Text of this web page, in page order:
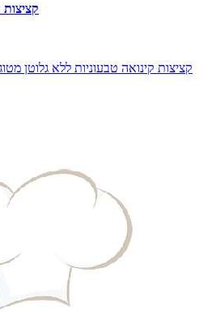
קציצות קינואה טבעוניות ללא גלוטן